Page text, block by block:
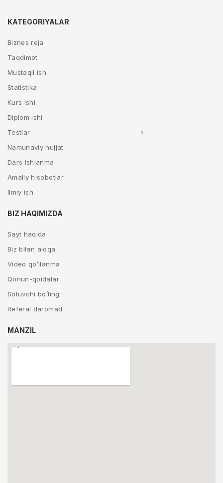
KATEGORIYALAR
Biznes reja
Taqdimot
Mustaqil ish
Statistika
Kurs ishi
Diplom ishi
Testlar
Namunaviy hujjat
Dars ishlanma
Amaliy hisobotlar
Ilmiy ish
BIZ HAQIMIZDA
Sayt haqida
Biz bilan aloqa
Video qo’llanma
Qonun-qoidalar
Sotuvchi bo’ling
Referal daromad
MANZIL